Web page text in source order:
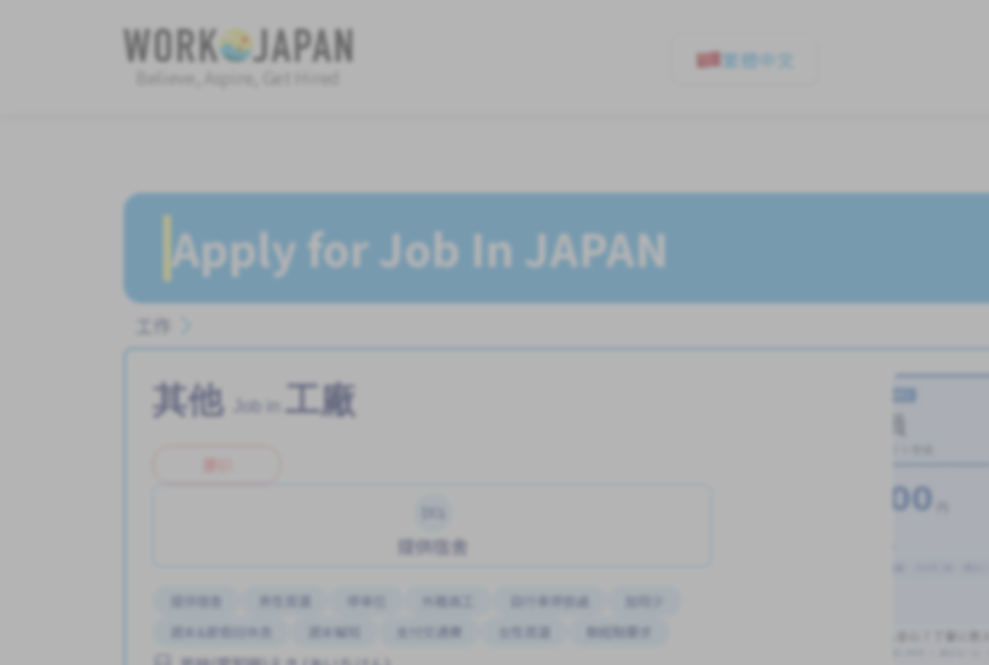
Believe, Aspire, Get Hired
繁體中文
Apply for Job In JAPAN
工作
其他 工廠
提供宿舍
提供宿舍 男性首選 停車位 外籍員工 自行車停放處
加班少
週末&節假日休息
週末輪班 支付交通費 女性首選 無經驗要求